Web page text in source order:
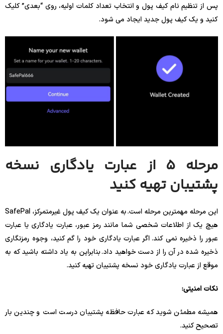
پس از تنظیم نام کیف پول و انتخاب تعداد کلمات اولیه، روی “بعدی” کلیک
کنید و یک کیف پول جدید ایجاد می شود.
مرحله 5 از عبارت یادگاری نسخه
پشتیبان تهیه کنید
این مرحله مهمترین مرحله است. به عنوان یک کیف پول غیرمتمرکز، SafePal
هیچ یک از اطلاعات شخصی شما مانند رمز عبور، عبارت یادگاری یا عبارت
عبور را ذخیره نمی کند. اگر عبارت یادگاری خود را گم کنید، وجوه رمزنگاری
ذخیره شده در آن را از دست خواهید داد. بنابراین به یاد داشته باشید که به
موقع از عبارت یادگاری خود نسخه پشتیبان تهیه کنید.
نکات امنیتی:
همیشه مطمئن شوید که عبارت حافظه پشتیبان درست است و چندین بار
تصحیح کنید.